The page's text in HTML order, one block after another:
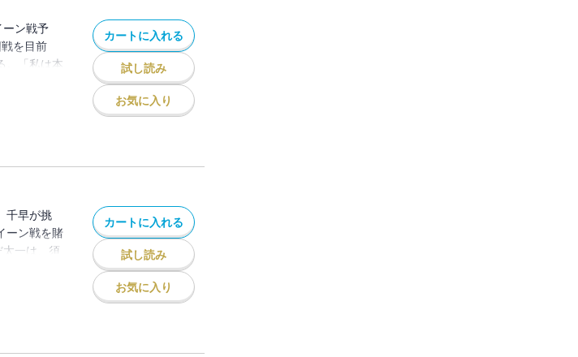
ーン戦予
を目前
。「私は本
もに過ご
カートに入れる
試し読み
お気に入り
千早が挑
ーン戦を賭
一は、須
ける。一
カートに入れる
試し読み
お気に入り